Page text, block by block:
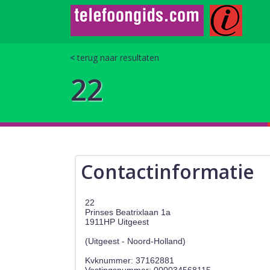
terug naar resultaten
22
Contactinformatie
22
Prinses Beatrixlaan 1a
1911HP Uitgeest
(Uitgeest - Noord-Holland)
Kvknummer: 37162881